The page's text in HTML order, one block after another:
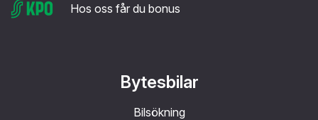
Hos oss får du bonus
Bytesbilar
Bilsökning